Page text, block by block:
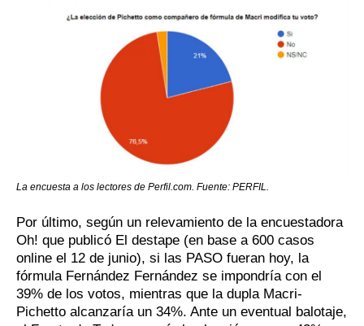
La encuesta a los lectores de Perfil.com. Fuente: PERFIL.
Por último, según un relevamiento de la encuestadora
Oh! que publicó El destape (en base a 600 casos
online el 12 de junio), si las PASO fueran hoy, la
fórmula Fernández Fernández se impondría con el
39% de los votos, mientras que la dupla Macri-
Pichetto alcanzaría un 34%. Ante un eventual balotaje,